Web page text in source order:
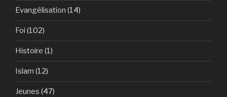
Evangélisation (14)
Foi (102)
Histoire (1)
Islam (12)
Jeunes (47)